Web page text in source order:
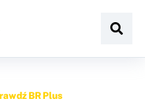
BR Plus